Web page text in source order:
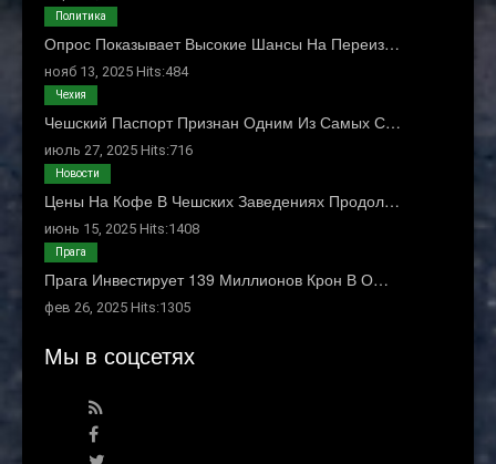
Опрос Показывает Высокие Шансы На Переиз…
нояб 13, 2025 Hits:484
Политика
Чешский Паспорт Признан Одним Из Самых С…
июль 27, 2025 Hits:716
Чехия
Цены На Кофе В Чешских Заведениях Продол…
июнь 15, 2025 Hits:1408
Новости
Прага Инвестирует 139 Миллионов Крон В О…
фев 26, 2025 Hits:1305
Прага
Мы в соцсетях